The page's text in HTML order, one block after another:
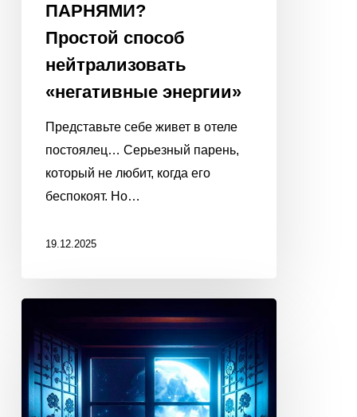
ПАРНЯМИ?
Простой способ
нейтрализовать
«негативные энергии»
Представьте себе живет в отеле
постоялец… Серьезный парень,
который не любит, когда его
беспокоят. Но…
19.12.2025
ЛУНУ
ИСПОЛНИТЬ
ВАШУ
МЕЧТУ!